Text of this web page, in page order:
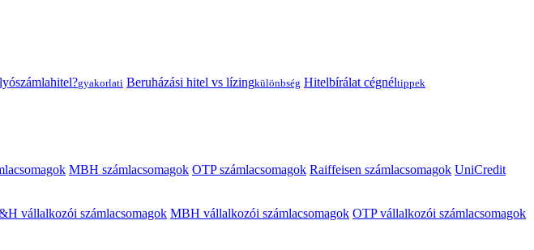
gyakorlati Beruházási hitel vs lízingkülönbség Hitelbírálat cégnéltippek
MBH számlacsomagok OTP számlacsomagok Raiffeisen számlacsomagok UniCredit
vállalkozói számlacsomagok MBH vállalkozói számlacsomagok OTP vállalkozói számlacsomagok